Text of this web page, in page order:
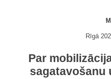
Rīgā
Par
sagatavošanu